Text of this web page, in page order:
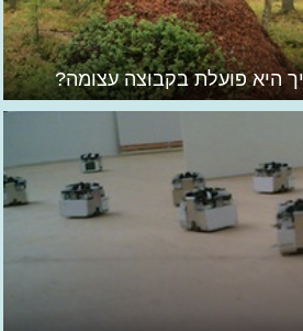
היא פועלת בקבוצה עצומה?